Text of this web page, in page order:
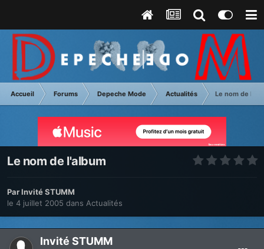
Accueil Forums Depeche Mode Actualités Le nom de
Le nom de l'album
Par Invité STUMM
le 4 juillet 2005 dans Actualités
Invité STUMM